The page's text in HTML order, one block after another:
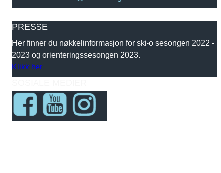
PRESSE
Her finner du nøkkelinformasjon for ski-o sesongen 2022 -
2023 og orienteringssesongen 2023.
Klikk her